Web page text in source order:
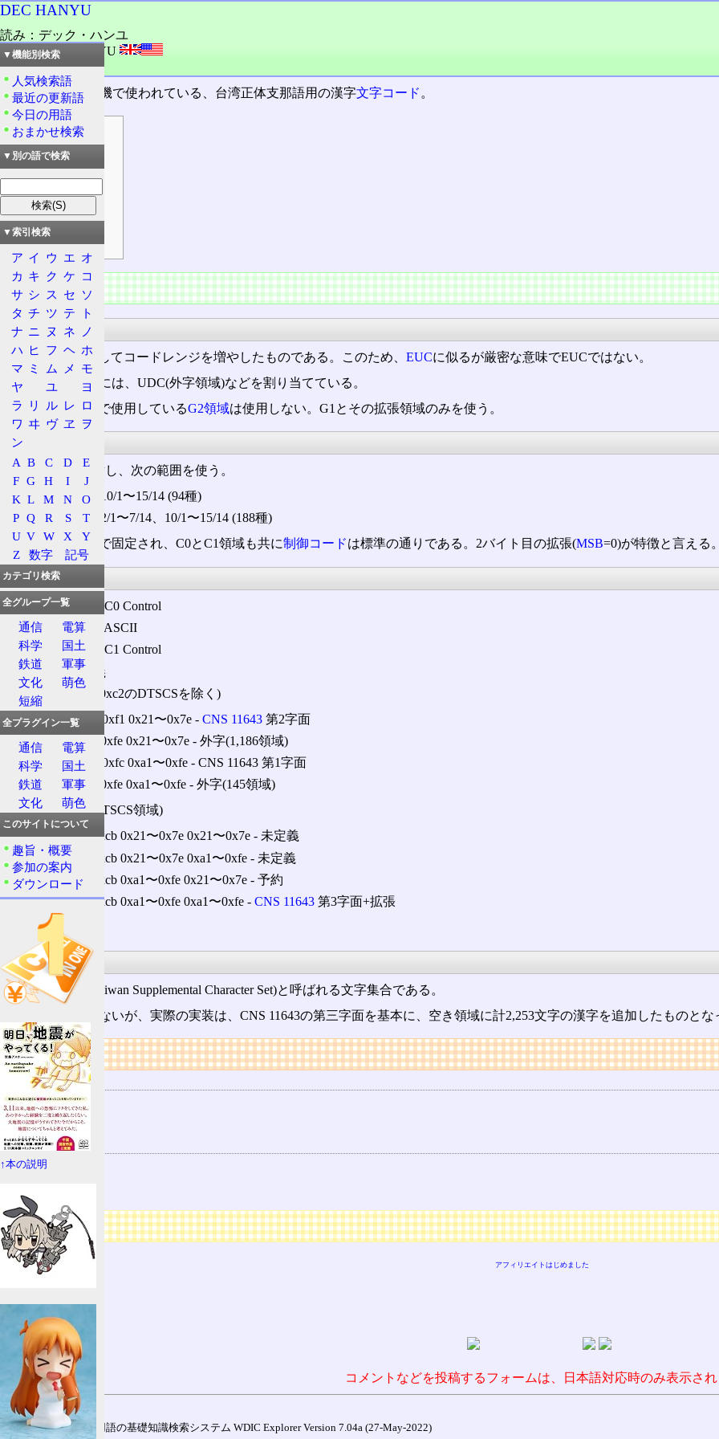
DEC HANYU
読み：デック・ハンユ
外語：DEC HANYU
品詞：固有名詞
DECの電子計算機で使われている、台湾正体支那語用の漢字文字コード 。
目次
仕様
概要
符号範囲
文字集合
DTSCS領域
仕様
概要
EUC-TW を拡張してコードレンジを増やしたものである。このため、EUCに似るが厳密な意味でEUCではない。
拡張された領域には、UDC(外字領域)などを割り当てている。
但し、EUC-TWで使用しているG2領域は使用しない。G1とその拡張領域のみを使う。
符号範囲
2バイト文字に対し、次の範囲を使う。
1バイト目 ‐ 10/1〜15/14 (94種)
2バイト目 ‐ 2/1〜7/14、10/1〜15/14 (188種)
GL領域はASCII で固定され、C0とC1領域も共に制御コードは標準の通りである。2バイト目の拡張(MSB=0)が特徴と言える
文字集合
0x00〜0x1f ‐ C0 Control
0x20〜0x7f ‐ ASCII
0x80〜0x9f ‐ C1 Control
0xa0 ‐ 未定義
0xa1〜0xfe (0xc2のDTSCSを除く)
0xa1〜0xf1 0x21〜0x7e ‐ CNS 11643 第2字面
0xf2〜0xfe 0x21〜0x7e ‐ 外字(1,186領域)
0xa1〜0xfc 0xa1〜0xfe ‐ CNS 11643 第1字面
0xfd〜0xfe 0xa1〜0xfe ‐ 外字(145領域)
0xc2 0xcb (DTSCS領域)
0xc2 0xcb 0x21〜0x7e 0x21〜0x7e ‐ 未定義
0xc2 0xcb 0x21〜0x7e 0xa1〜0xfe ‐ 未定義
0xc2 0xcb 0xa1〜0xfe 0x21〜0x7e ‐ 予約
0xc2 0xcb 0xa1〜0xfe 0xa1〜0xfe ‐ CNS 11643 第3字面+拡張
0xff ‐ 未定義
DTSCS領域
DTSCS(Digital Taiwan Supplemental Character Set)と呼ばれる文字集合である。
詳細は定かではないが、実際の実装は、CNS 11643の第三字面を基本に、空き領域に計2,253文字の漢字を追加したものと
リンク
用語の所属
EUC
CES
関連する用語
EUC-TW
広告
アフィリエイトはじめました
コメントなどを投稿するフォームは、日本語対応時のみ表示さ
通信用語の基礎知識検索システム WDIC Explorer Version 7.04a (27-May-2022)
▼機能別検索
人気検索語
最近の更新語
今日の用語
おまかせ検索
▼別の語で検索
▼索引検索
ア イ ウ エ オ
カ キ ク ケ コ
サ シ ス セ ソ
タ チ ツ テ
ト
ナ ニ ヌ ネ
ノ
ハ ヒ フ ヘ ホ
マ ミ ム メ
モ
ヤ
ユ
ヨ
ラ
リ ル レ ロ
ワ ヰ ヴ ヱ
ヲ
ン
A B C D
E
F G H I
J
K L M N
O
P Q R S
T
U V W X
Y
Z
数字 記号
カテゴリ検索
全グループ一覧
通信
電算
科学
国土
鉄道
軍事
文化
萌色
短縮
全プラグイン一覧
通信
電算
科学
国土
鉄道
軍事
文化
萌色
このサイトについて
趣旨・概要
参加の案内
ダウンロード
↑本の説明